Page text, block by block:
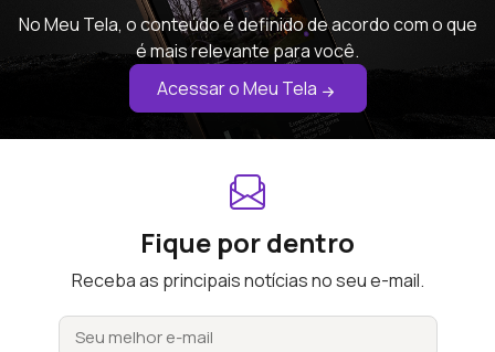
No Meu Tela, o conteúdo é definido de acordo com o que
é mais relevante para você.
Acessar o Meu Tela
Fique por dentro
Receba as principais notícias no seu e-mail.